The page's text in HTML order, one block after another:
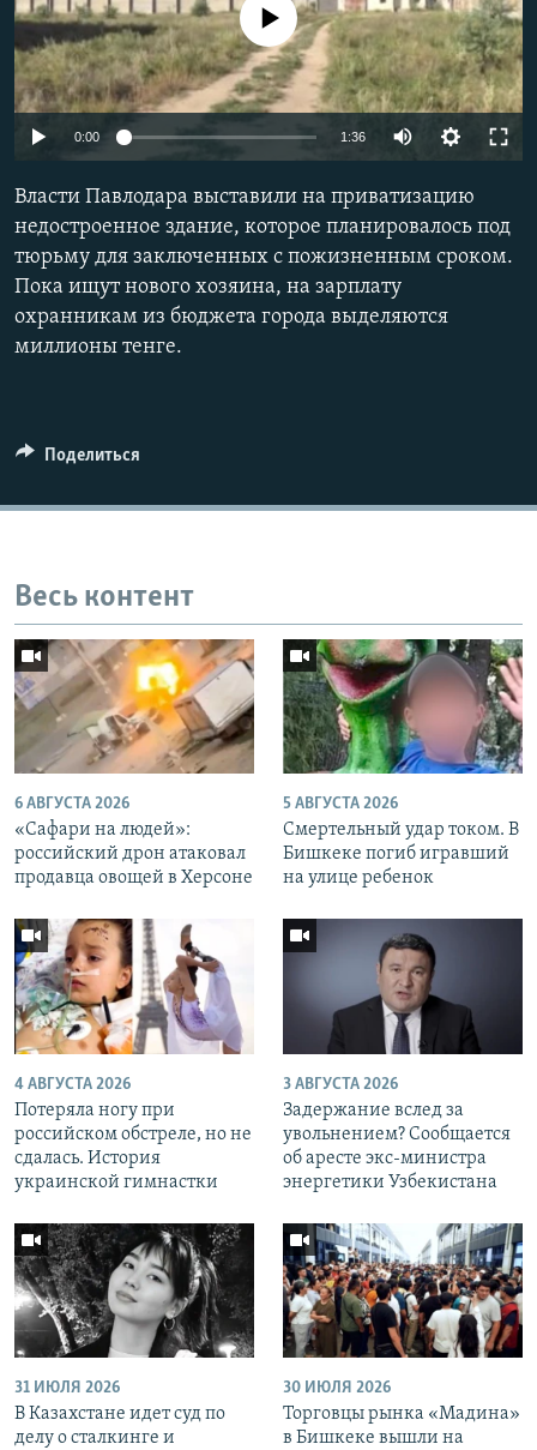
No media source currently available
0:00 1:36
Власти Павлодара выставили на приватизацию
недостроенное здание, которое планировалось под
тюрьму для заключенных с пожизненным сроком.
Пока ищут нового хозяина, на зарплату
охранникам из бюджета города выделяются
миллионы тенге.
Поделиться
Весь контент
6 АВГУСТА 2026
«Cафари на людей»:
российский дрон атаковал
продавца овощей в Херсоне
5 АВГУСТА 2026
Смертельный удар током. В
Бишкеке погиб игравший
на улице ребенок
4 АВГУСТА 2026
Потеряла ногу при
российском обстреле, но не
сдалась. История
украинской гимнастки
3 АВГУСТА 2026
Задержание вслед за
увольнением? Сообщается
об аресте экс-министра
энергетики Узбекистана
31 ИЮЛЯ 2026
В Казахстане идет суд по
делу о сталкинге и
30 ИЮЛЯ 2026
Торговцы рынка «Мадина»
в Бишкеке вышли на